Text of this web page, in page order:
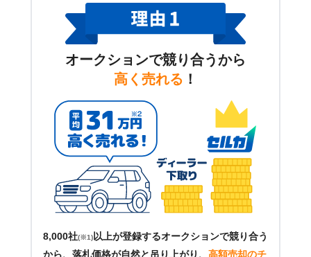
オークションで競り合うから
高く売れる ！
8,000社(※1)以上が登録するオークションで競り合う
から、落札価格が自然と吊り上がり、 高額売却のチ